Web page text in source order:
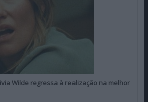
Wilde regressa à realização na melhor